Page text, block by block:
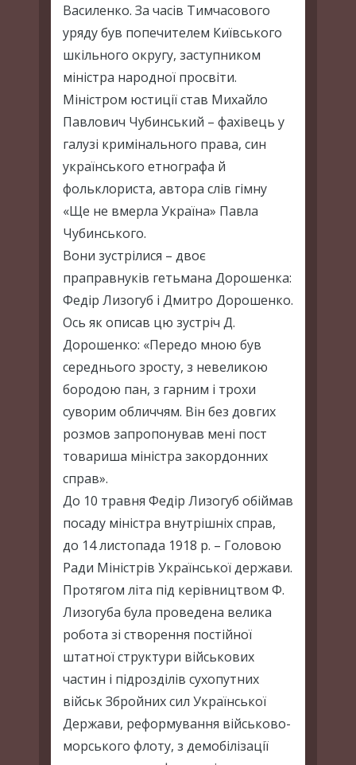
Василенко. За часів Тимчасового
уряду був попечителем Київського
шкільного округу, заступником
міністра народної просвіти.
Міністром юстиції став Михайло
Павлович Чубинський – фахівець у
галузі кримінального права, син
українського етнографа й
фольклориста, автора слів гімну
«Ще не вмерла Україна» Павла
Чубинського.
Вони зустрілися – двоє
праправнуків гетьмана Дорошенка:
Федір Лизогуб і Дмитро Дорошенко.
Ось як описав цю зустріч Д.
Дорошенко: «Передо мною був
середнього зросту, з невеликою
бородою пан, з гарним і трохи
суворим обличчям. Він без довгих
розмов запропонував мені пост
товариша міністра закордонних
справ».
До 10 травня Федір Лизогуб обіймав
посаду міністра внутрішніх справ,
до 14 листопада 1918 р. – Головою
Ради Міністрів Української держави.
Протягом літа під керівництвом Ф.
Лизогуба була проведена велика
робота зі створення постійної
штатної структури військових
частин і підрозділів сухопутних
військ Збройних сил Української
Держави, реформування військово-
морського флоту, з демобілізації